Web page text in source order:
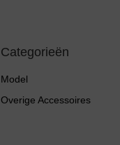
Categorieën
Model
Overige Accessoires